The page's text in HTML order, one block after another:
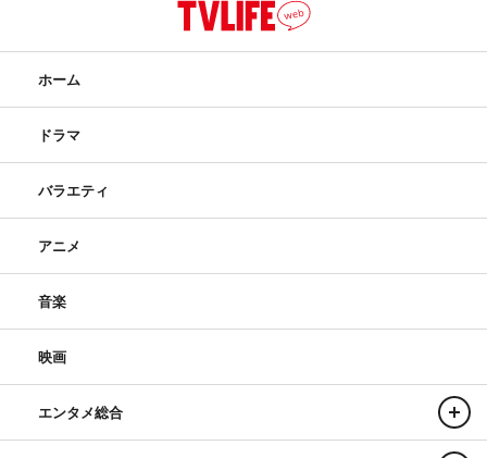
ホーム
ドラマ
バラエティ
アニメ
音楽
映画
エンタメ総合